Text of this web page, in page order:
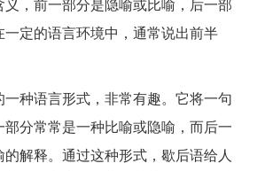
定的语言环境中，通常说出前半
种语言形式，非常有趣。它将一句
分常常是一种比喻或隐喻，而后一
解释。通过这种形式，歇后语给人